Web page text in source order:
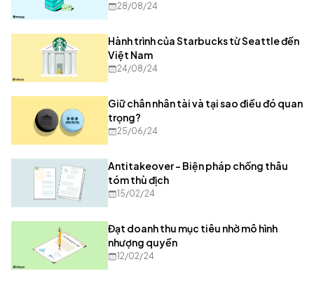
28/08/24
Hành trình của Starbucks từ Seattle đến
Việt Nam
24/08/24
Giữ chân nhân tài và tại sao điều đó quan
trọng?
25/06/24
Antitakeover - Biện pháp chống thâu
tóm thù địch
15/02/24
Đạt doanh thu mục tiêu nhờ mô hình
nhượng quyền
12/02/24